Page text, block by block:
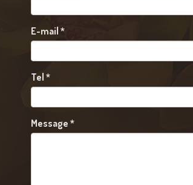
E-mail *
Tel *
Message *